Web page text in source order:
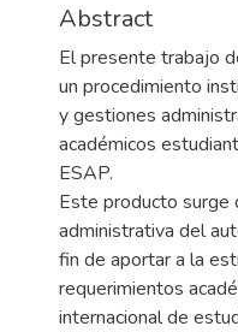
Abstract
El presente trabajo
un procedimiento
y gestiones
académicos
ESAP.
Este producto surge
administrativa del
fin de aportar a la
requerimientos
internacional de